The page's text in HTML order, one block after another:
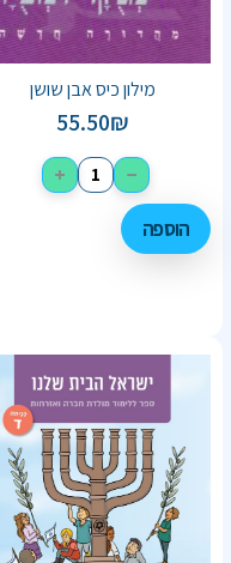
מילון כיס אבן שושן
55.50₪
−
+
הוספה